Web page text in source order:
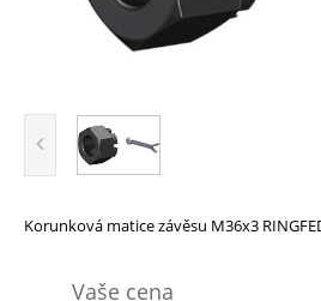
Korunková matice závěsu M36x3
Vaše cena